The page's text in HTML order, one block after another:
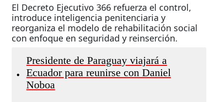
El Decreto Ejecutivo 366 refuerza el control,
introduce inteligencia penitenciaria y
reorganiza el modelo de rehabilitación social
con enfoque en seguridad y reinserción.
•
Presidente de Paraguay viajará a
Ecuador para reunirse con Daniel
Noboa